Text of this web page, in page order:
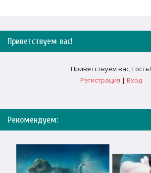
Приветствуем вас!
Приветствуем вас,Гость!
Регистрация | Вход
Рекомендуем: